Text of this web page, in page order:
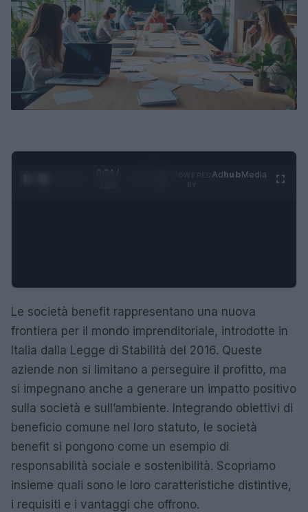
0:25 /
AdhubMedia
Le società benefit rappresentano una nuova
frontiera per il mondo imprenditoriale, introdotte in
Italia dalla Legge di Stabilità del 2016. Queste
aziende non si limitano a perseguire il profitto, ma
si impegnano anche a generare un impatto positivo
sulla società e sull’ambiente. Integrando obiettivi di
beneficio comune nel loro statuto, le società
benefit si pongono come un esempio di
responsabilità sociale e sostenibilità. Scopriamo
insieme quali sono le loro caratteristiche distintive,
i requisiti e i vantaggi che offrono.